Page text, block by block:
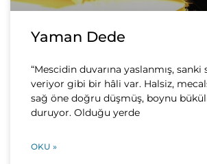
Yaman Dede
“Mescidin duvarına yaslanmış, sanki
veriyor gibi bir hâli var. Halsiz,
sağ öne doğru düşmüş, boynu
duruyor. Olduğu yerde
OKU »